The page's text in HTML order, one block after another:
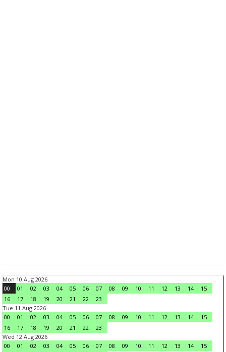
Mon 10 Aug 2026
00
01 02 03 04 05 06 07 08 09 10 11 12 13 14
15
16
17 18 19 20 21 22
23
Tue 11 Aug 2026
00
01 02 03 04 05 06 07 08 09 10 11 12 13 14
15
16
17 18 19 20 21 22
23
Wed 12 Aug 2026
00
01 02 03 04 05 06 07 08 09 10 11 12 13 14
15